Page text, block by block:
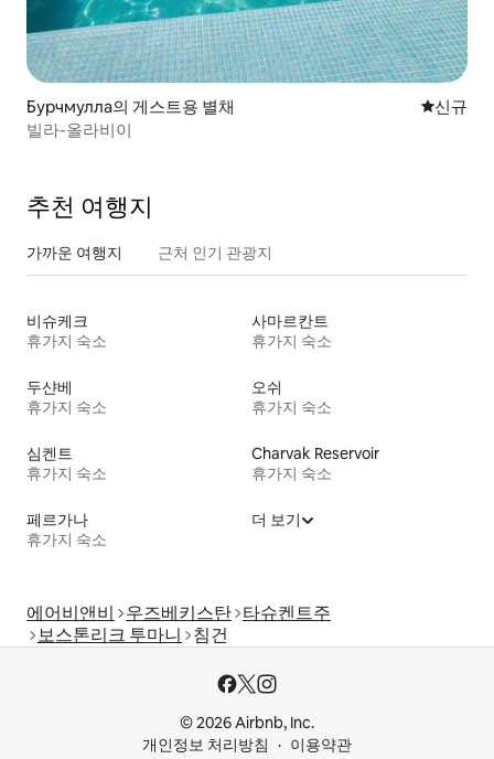
Бурчмулла의 게스트용 별채 신규 숙소
신규
빌라-올라비이
추천 여행지
가까운 여행지 근처 인기 관광지
비슈케크
휴가지 숙소
사마르칸트
휴가지 숙소
두샨베
휴가지 숙소
오쉬
휴가지 숙소
심켄트
휴가지 숙소
Charvak Reservoir
휴가지 숙소
페르가나
휴가지 숙소
더 보기
에어비앤비 우즈베키스탄 타슈켄트주
보스톤리크 투마니
침건
© 2026 Airbnb, Inc.
개인정보 처리방침
이용약관